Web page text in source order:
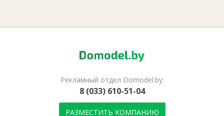
Рекламный отдел Domodel.by:
8 (033) 610-51-04
РАЗМЕСТИТЬ КОМПАНИЮ